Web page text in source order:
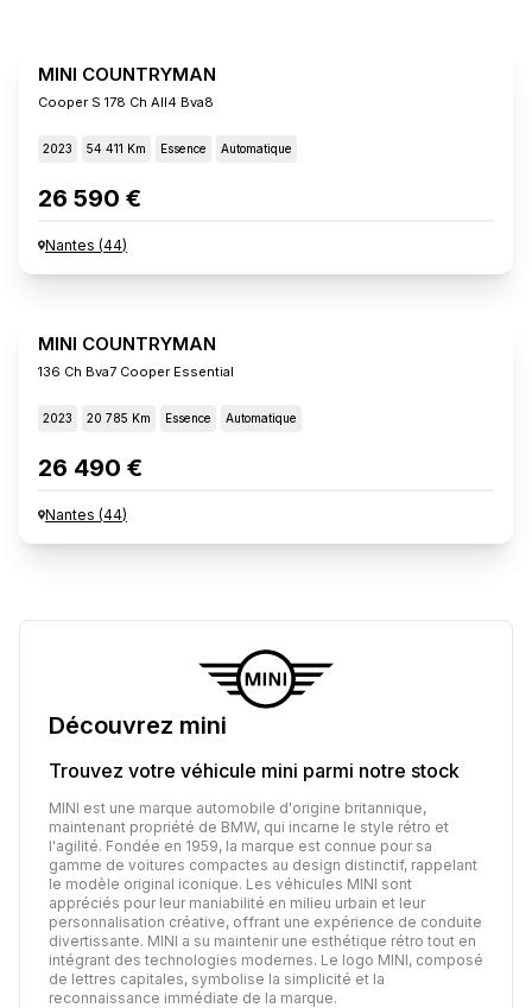
MINI COUNTRYMAN
Cooper S 178 Ch All4 Bva8
2023 54 411 Km Essence Automatique
26 590 €
Nantes (44)
MINI COUNTRYMAN
136 Ch Bva7 Cooper Essential
2023 20 785 Km Essence Automatique
26 490 €
Nantes (44)
Découvrez mini
Trouvez votre véhicule mini parmi notre stock
MINI est une marque automobile d'origine britannique,
maintenant propriété de BMW, qui incarne le style rétro et
l'agilité. Fondée en 1959, la marque est connue pour sa
gamme de voitures compactes au design distinctif, rappelant
le modèle original iconique. Les véhicules MINI sont
appréciés pour leur maniabilité en milieu urbain et leur
personnalisation créative, offrant une expérience de conduite
divertissante. MINI a su maintenir une esthétique rétro tout en
intégrant des technologies modernes. Le logo MINI, composé
de lettres capitales, symbolise la simplicité et la
reconnaissance immédiate de la marque.